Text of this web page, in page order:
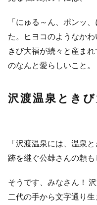
「にゅる～ん、ポンッ
た。ヒヨコのようなか
きび大福が続々と産ま
のなんと愛らしいこと。
沢渡温泉とき
「沢渡温泉には、温泉
跡を継ぐ公雄さんの頼も
そうです、みなさん！
二代の手から文字通り